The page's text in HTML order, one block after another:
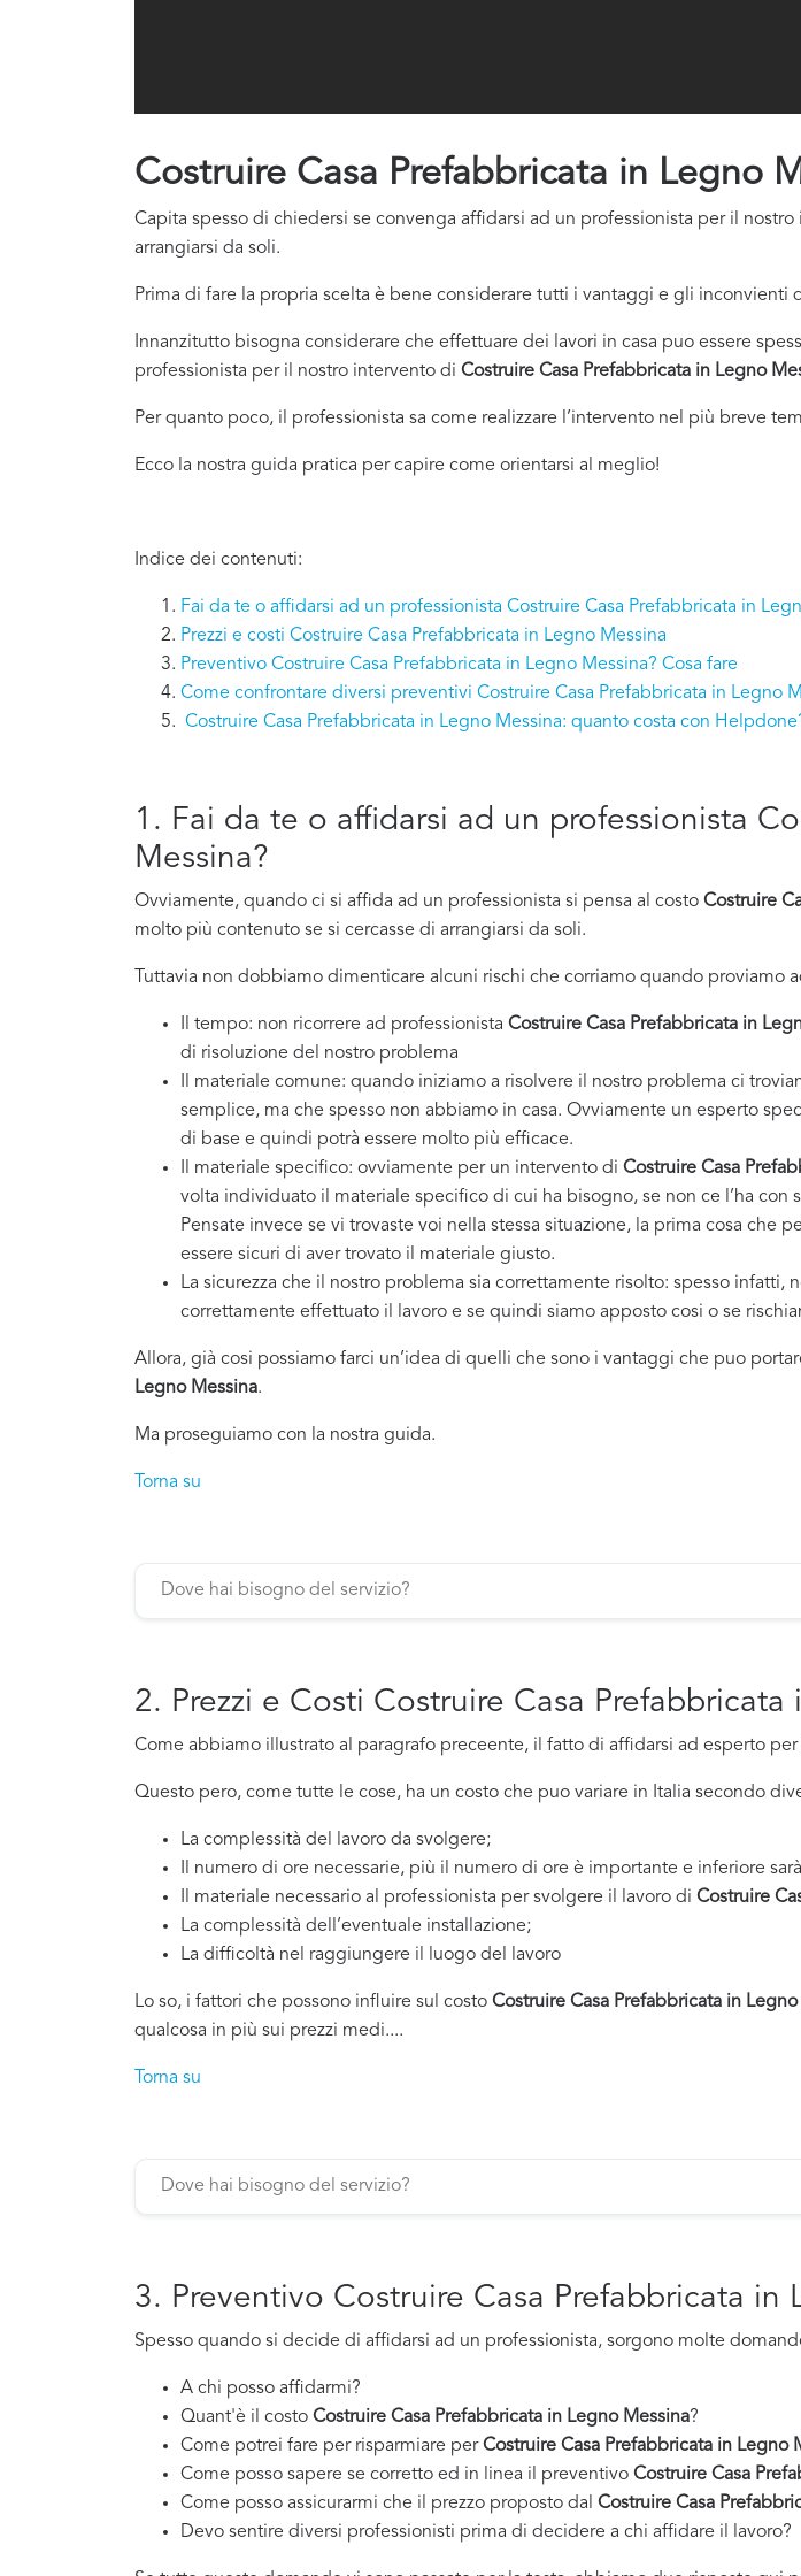
Costruire Casa Prefabbricata in Legno
Capita spesso di chiedersi se convenga affidarsi ad un professionista per il
arrangiarsi da soli.
Prima di fare la propria scelta è bene considerare tutti i vantaggi e gli inconvienti
Innanzitutto bisogna considerare che effettuare dei lavori in casa puo essere
professionista per il nostro intervento di Costruire Casa Prefabbricata in Legno
Per quanto poco, il professionista sa come realizzare l’intervento nel più breve
Ecco la nostra guida pratica per capire come orientarsi al meglio!
Indice dei contenuti:
Fai da te o affidarsi ad un professionista Costruire Casa Prefabbricata in
Prezzi e costi Costruire Casa Prefabbricata in Legno Messina
Preventivo Costruire Casa Prefabbricata in Legno Messina? Cosa fare
Come confrontare diversi preventivi Costruire Casa Prefabbricata in Legno
Costruire Casa Prefabbricata in Legno Messina: quanto costa con
1. Fai da te o affidarsi ad un professionista
Messina?
Ovviamente, quando ci si affida ad un professionista si pensa al costo Costruire
molto più contenuto se si cercasse di arrangiarsi da soli.
Tuttavia non dobbiamo dimenticare alcuni rischi che corriamo quando proviamo
Il tempo: non ricorrere ad professionista Costruire Casa Prefabbricata in
di risoluzione del nostro problema
Il materiale comune: quando iniziamo a risolvere il nostro problema ci
semplice, ma che spesso non abbiamo in casa. Ovviamente un esperto
di base e quindi potrà essere molto più efficace.
Il materiale specifico: ovviamente per un intervento di Costruire Casa
volta individuato il materiale specifico di cui ha bisogno, se non ce l’ha
Pensate invece se vi trovaste voi nella stessa situazione, la prima cosa che
essere sicuri di aver trovato il materiale giusto.
La sicurezza che il nostro problema sia correttamente risolto: spesso
correttamente effettuato il lavoro e se quindi siamo apposto cosi o se
Allora, già cosi possiamo farci un’idea di quelli che sono i vantaggi che puo
Legno Messina.
Ma proseguiamo con la nostra guida.
Torna su
2. Prezzi e Costi Costruire Casa Prefabbricata
Come abbiamo illustrato al paragrafo preceente, il fatto di affidarsi ad esperto per
Questo pero, come tutte le cose, ha un costo che puo variare in Italia secondo
La complessità del lavoro da svolgere;
Il numero di ore necessarie, più il numero di ore è importante e inferiore
Il materiale necessario al professionista per svolgere il lavoro di Costruire
La complessità dell’eventuale installazione;
La difficoltà nel raggiungere il luogo del lavoro
Lo so, i fattori che possono influire sul costo Costruire Casa Prefabbricata in Legno
qualcosa in più sui prezzi medi....
Torna su
3. Preventivo Costruire Casa Prefabbricata in
Spesso quando si decide di affidarsi ad un professionista, sorgono molte
A chi posso affidarmi?
Quant'è il costo Costruire Casa Prefabbricata in Legno Messina?
Come potrei fare per risparmiare perCostruire Casa Prefabbricata in Legno
Come posso sapere se corretto ed in linea il preventivo Costruire Casa
Come posso assicurarmi che il prezzo proposto dal Costruire Casa
Devo sentire diversi professionisti prima di decidere a chi affidare il lavoro?